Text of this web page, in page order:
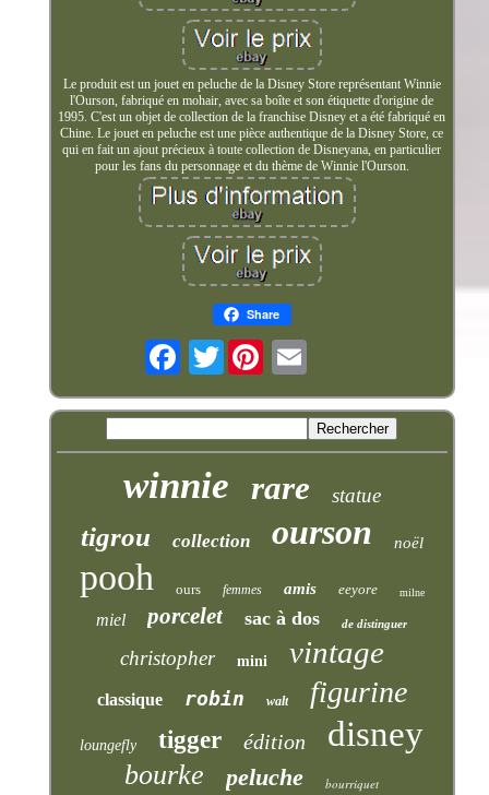
Le produit est un jouet en peluche de la Disney Store représentant Winnie
l'Ourson, fabriqué en mohair, avec sa boîte et son étiquette d'origine de
1995. C'est un objet de collection de la franchise Disney et a été fabriqué en
Chine. Le jouet en peluche est une pièce authentique de la Disney Store, ce
qui en fait un ajout précieux à toute collection de Disneyana, en particulier
pour les fans du personnage et du thème de Winnie l'Ourson.
Share
Twitter
winnie rare statue
tigrou collection ourson noël
pooh ours femmes amis eeyore milne
miel porcelet sac à dos de distinguer
christopher mini vintage
classique robin walt figurine
loungefly tigger édition disney
bourke peluche bourriquet